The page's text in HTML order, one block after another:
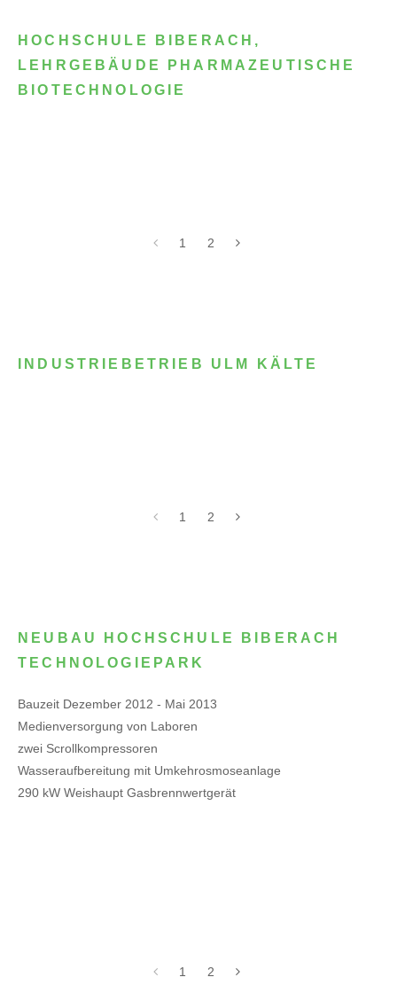
HOCHSCHULE BIBERACH,
LEHRGEBÄUDE PHARMAZEUTISCHE
BIOTECHNOLOGIE
1 2
INDUSTRIEBETRIEB ULM KÄLTE
1 2
NEUBAU HOCHSCHULE BIBERACH
TECHNOLOGIEPARK
Bauzeit Dezember 2012 - Mai 2013
Medienversorgung von Laboren
zwei Scrollkompressoren
Wasseraufbereitung mit Umkehrosmoseanlage
290 kW Weishaupt Gasbrennwertgerät
1 2